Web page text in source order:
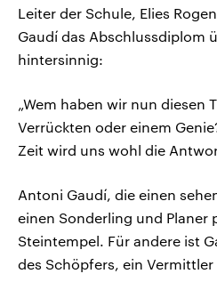
Leiter der Schule, Elies
Gaudí das Abschlussdiplom
hintersinnig:
„Wem haben wir nun diesen
Verrückten oder einem
Zeit wird uns wohl die
Antoni Gaudí, die einen
einen Sonderling und Planer
Steintempel. Für andere ist
des Schöpfers, ein